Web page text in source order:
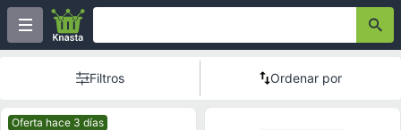
Filtros Ordenar por
Mejor precio.
Oferta hace 3 días